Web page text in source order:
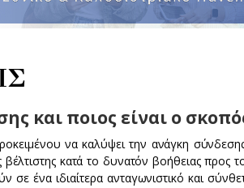
και ποιος είναι ο
να καλύψει την ανάγκη σύνδεσης
κατά το δυνατόν βοήθειας προς
ένα ιδιαίτερα ανταγωνιστικό και